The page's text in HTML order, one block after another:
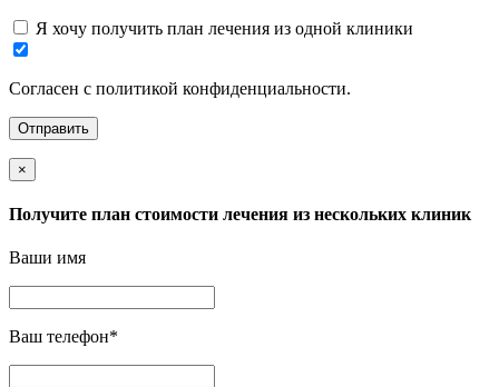
Я хочу получить план лечения из одной клиники
Согласен с политикой конфиденциальности.
×
Получите план стоимости лечения из нескольких клиник
Ваши имя
Ваш телефон*